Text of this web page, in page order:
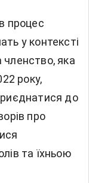
процес
у контексті
яка
року,
до
про
та їхньою